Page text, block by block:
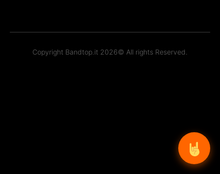
Copyright Bandtop.it 2026© All rights Reserved.